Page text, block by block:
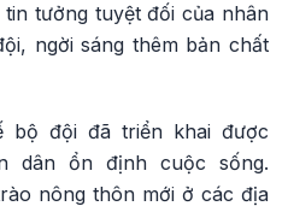
tưởng tuyệt đối của nhân
ngời sáng thêm bản chất
bộ đội đã triển khai được
dân ổn định cuộc sống.
nông thôn mới ở các địa